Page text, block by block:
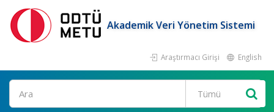
Akademik Veri Yönetim Sistemi
Araştırmacı Girişi English
Ara